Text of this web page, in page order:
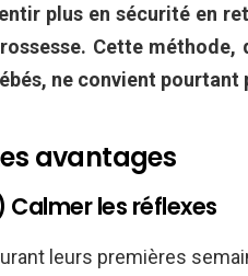
plus en sécurité en
Cette méthode,
ne convient pourtant
avantages
Calmer les réflexes
leurs premières